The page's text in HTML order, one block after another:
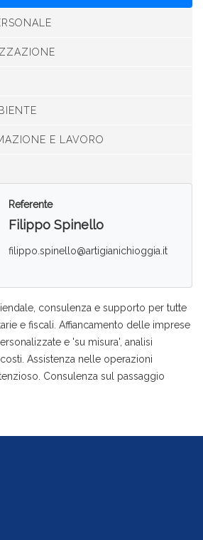
E LAVORO
Referente
Filippo Spinello
filippo.spinello@artigianichioggia.it
consulenza e supporto per tutte
e fiscali. Affiancamento delle imprese
e 'su misura', analisi
Assistenza nelle operazioni
Consulenza sul passaggio